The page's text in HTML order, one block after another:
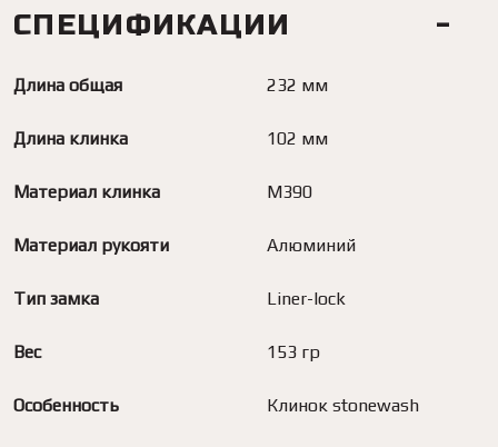
СПЕЦИФИКАЦИИ
Длина общая 232 мм
Длина клинка 102 мм
Материал клинка M390
Материал рукояти Алюминий
Тип замка Liner-lock
Вес 153 гр
Особенность Клинок stonewash